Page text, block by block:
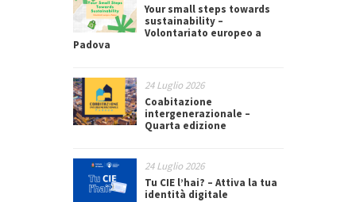
Your small steps towards
sustainability –
Volontariato europeo a
Padova
24 Luglio 2026
Coabitazione
intergenerazionale –
Quarta edizione
24 Luglio 2026
Tu CIE l’hai? – Attiva la tua
identità digitale